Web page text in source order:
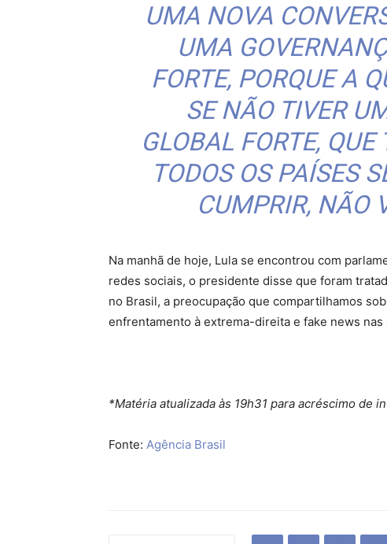
UMA NOVA
UMA
FORTE, PORQUE A
SE NÃO TIVER
GLOBAL FORTE,
TODOS OS PAÍSES
CUMPRIR, NÃO
Na manhã de hoje, Lula se encontrou com
redes sociais, o presidente disse que foram
no Brasil, a preocupação que compartilhamos
enfrentamento à extrema-direita e fake news nas
*Matéria atualizada às 19h31 para acréscimo de
Fonte: Agência Brasil